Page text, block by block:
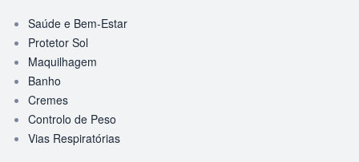
Saúde e Bem-Estar
Protetor Sol
Maquilhagem
Banho
Cremes
Controlo de Peso
Vias Respiratórias